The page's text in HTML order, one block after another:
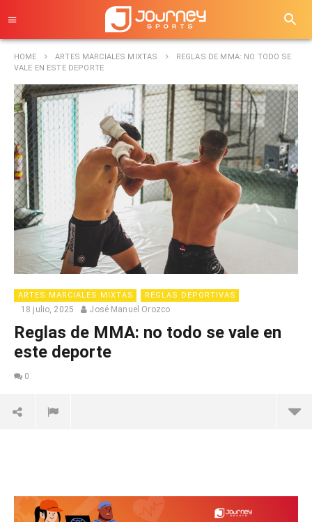
HOME ARTES MARCIALES MIXTAS
REGLAS DE MMA: NO TODO SE
VALE EN ESTE DEPORTE
ARTES MARCIALES MIXTAS REGLAS DEPORTIVAS
18 julio, 2025 José Manuel Orozco
Reglas de MMA: no todo se vale en
este deporte
0